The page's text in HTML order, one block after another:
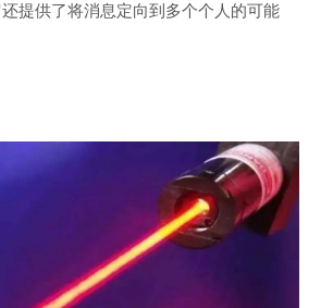
提供了将消息定向到多个个人的可能